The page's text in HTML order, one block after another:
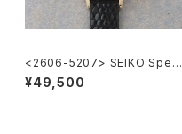
<2606-5207> SEIKO Speci
al
¥49,500